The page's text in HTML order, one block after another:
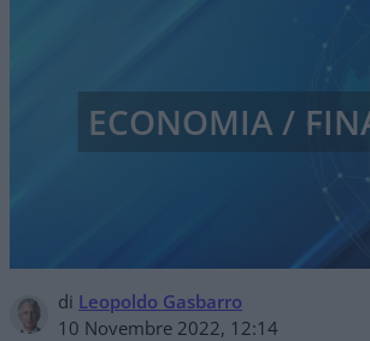
di Leopoldo Gasbarro
10 Novembre 2022, 12:14
ECONOMIA /